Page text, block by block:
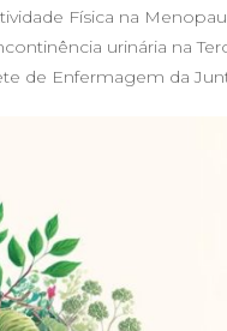
Física na
urinária na
de Enfermagem da